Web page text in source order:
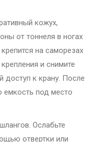
кожух,
от тоннеля в ногах
на саморезах
и снимите
доступ к крану. После
емкость под место
Ослабьте
отвертки или